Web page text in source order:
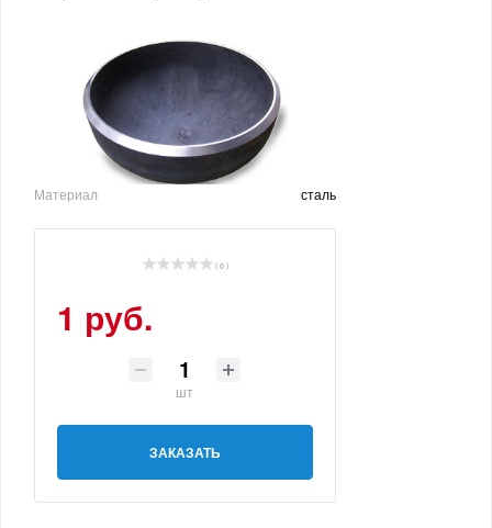
Материал сталь
( 0 )
1 руб.
шт
ЗАКАЗАТЬ